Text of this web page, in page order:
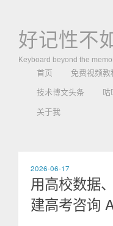
好记性不
Keyboard beyond the
首页 免费视频教
技术博文头条
咕
关于我
2026-06-17
用高校数据
建高考咨询